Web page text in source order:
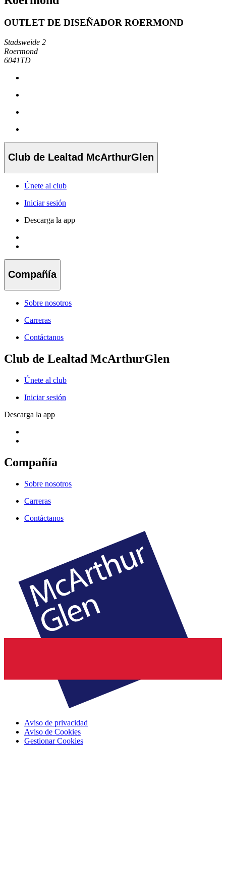
OUTLET DE DISEÑADOR ROERMOND
Stadsweide 2
Roermond
6041TD
Club de Lealtad McArthurGlen
Únete al club
Iniciar sesión
Descarga la app
Compañía
Sobre nosotros
Carreras
Contáctanos
Club de Lealtad McArthurGlen
Únete al club
Iniciar sesión
Descarga la app
Compañía
Sobre nosotros
Carreras
Contáctanos
Aviso de privacidad
Aviso de Cookies
Gestionar Cookies